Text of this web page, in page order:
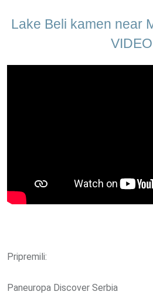
Lake Beli kamen near
VIDEO
Pripremili:
Paneuropa Discover Serbia